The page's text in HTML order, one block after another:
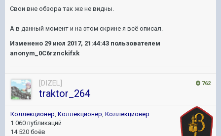
Свои вне обзора так же не видны.
А в данный момент и на этом скрине я всё описал.
Изменено 29 июл 2017, 21:44:43 пользователем
anonym_0C6rznckifxk
762
[DIZEL]
traktor_264
Коллекционер, Коллекционер, Коллекционер
1 060 публикаций
14 520 боёв